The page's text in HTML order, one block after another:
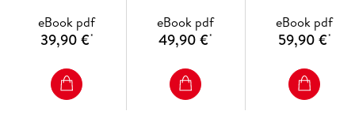
Farbe, Verläufe, Verlaufsgitter
Transparenzen, Masken
Effekte, Pathfinder
eBook pdf
39,90 €*
eBook pdf
49,90 €*
eBook pdf
59,90 €*